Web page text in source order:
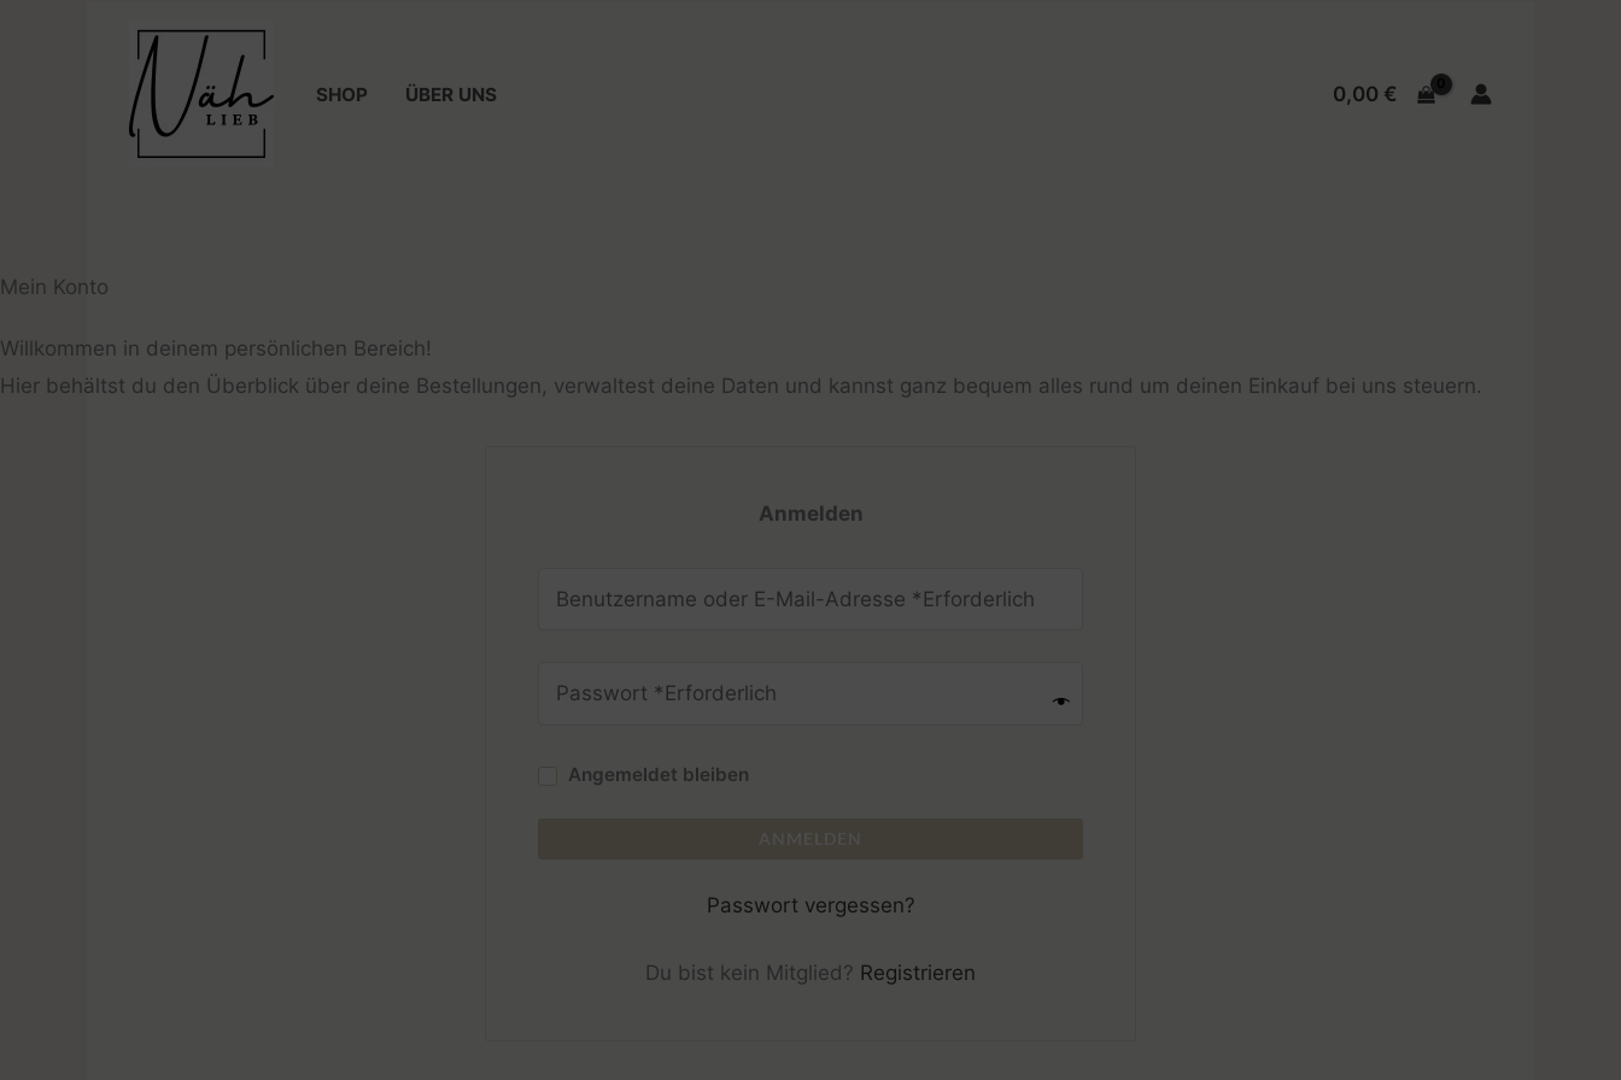
SHOP ÜBER UNS 0,00 €
Mein Konto
Willkommen in deinem persönlichen Bereich!
Hier behältst du den Überblick über deine Bestellungen, verwaltest deine Daten und kannst ganz bequem alles rund um deinen Einkauf bei uns steuern.
Anmelden
Angemeldet bleiben
Passwort vergessen?
Du bist kein Mitglied? Registrieren